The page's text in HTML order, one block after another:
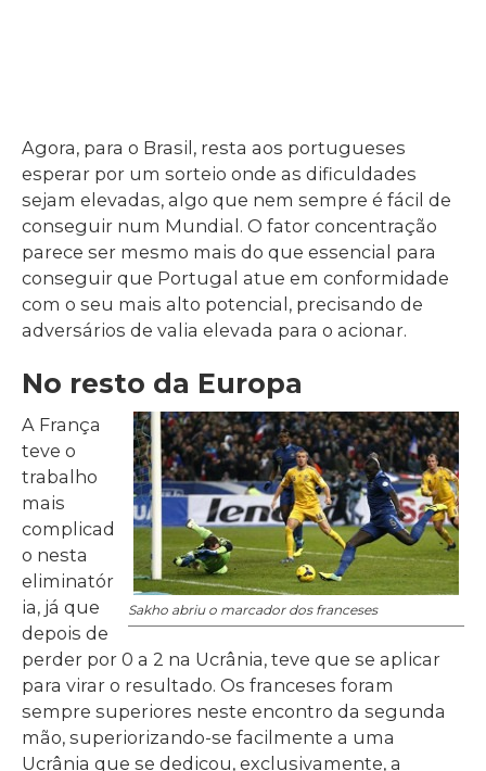
Agora, para o Brasil, resta aos portugueses
esperar por um sorteio onde as dificuldades
sejam elevadas, algo que nem sempre é fácil de
conseguir num Mundial. O fator concentração
parece ser mesmo mais do que essencial para
conseguir que Portugal atue em conformidade
com o seu mais alto potencial, precisando de
adversários de valia elevada para o acionar.
No resto da Europa
Sakho abriu o marcador dos franceses
A França
teve o
trabalho
mais
complicad
o nesta
eliminatór
ia, já que
depois de
perder por 0 a 2 na Ucrânia, teve que se aplicar
para virar o resultado. Os franceses foram
sempre superiores neste encontro da segunda
mão, superiorizando-se facilmente a uma
Ucrânia que se dedicou, exclusivamente, a